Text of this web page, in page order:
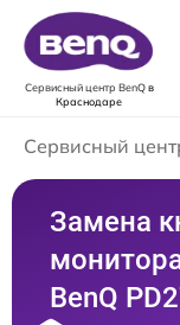
Сервисный центр BenQв
Краснодаре
Сервисный
Замена
BenQ